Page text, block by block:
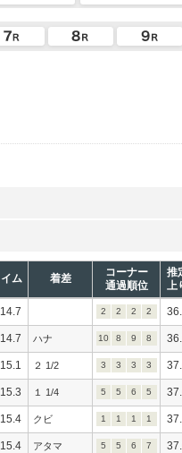
ム 着差
コーナー
通過順位
推
上
2 2 2 2
ハナ 10 8 9 8
２ 1/2 3 3 3 3
１ 1/4 5 5 6 5
クビ 1 1 1 1
アタマ 5 5 6 7